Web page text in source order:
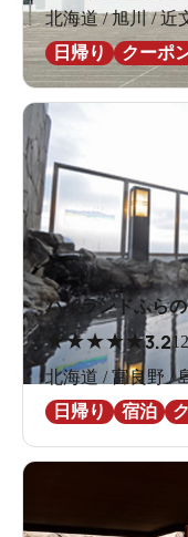
北海道 / 旭川 / 近
日帰り
クーポ
ハイランドふらの
★★★★★3.2
北海道 / 富良野 /
日帰り
宿泊